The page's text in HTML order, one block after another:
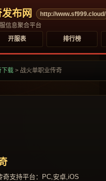
布网
http://www.sf999.cloud/
信息聚合平台
开服表 排行榜
下载 > 战火单职业传奇
奇支持平台：PC,安卓,iOS